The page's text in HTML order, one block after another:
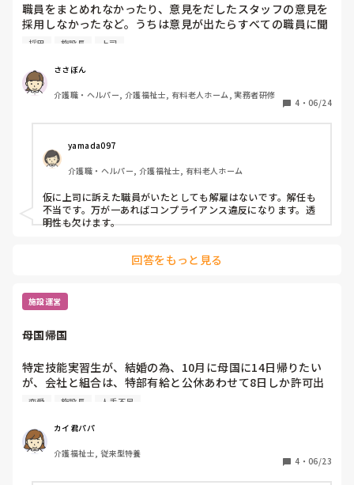
職員をまとめれなかったり、意見をだしたスタッフの意見を
採用しなかったなど。うちは意見が出たらすべての職員に聞
いて、多い意見が採用されます。
それが続いた時、主任や主任補佐は解雇される可能性がある
と思いますか？
私は解雇の前に解任ではとおもうのですが…
採用 施設長 上司
ささぼん
介護職・ヘルパー, 介護福祉士, 有料老人ホーム, 実務者研修
4 ・ 06/24
yamada097
介護職・ヘルパー, 介護福祉士, 有料老人ホーム
仮に上司に訴えた職員がいたとしても解雇はないです。解任も
不当です。万が一あればコンプライアンス違反になります。透
明性も欠けます。
回答をもっと見る
施設運営
母国帰国
特定技能実習生が、結婚の為、10月に母国に14日帰りたい
が、会社と組合は、特部有給と公休あわせて8日しか許可出
来ないと言われました。
ただ、先月、技能実習生から特定技能実習生になった為、一
ヶ月母国に帰っています。
恋愛 施設長 人手不足
カイ君パパ
介護福祉士, 従来型特養
4 ・ 06/23